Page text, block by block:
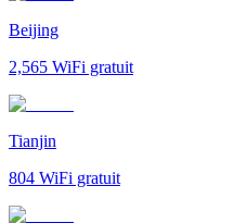
Beijing
2,565 WiFi gratuit
Tianjin
804 WiFi gratuit